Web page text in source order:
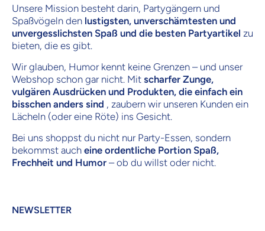
Unsere Mission besteht darin, Partygängern und
Spaßvögeln den lustigsten, unverschämtesten und
unvergesslichsten Spaß und die besten Partyartikel zu
bieten, die es gibt.
Wir glauben, Humor kennt keine Grenzen – und unser
Webshop schon gar nicht. Mit scharfer Zunge,
vulgären Ausdrücken und Produkten, die einfach ein
bisschen anders sind , zaubern wir unseren Kunden ein
Lächeln (oder eine Röte) ins Gesicht.
Bei uns shoppst du nicht nur Party-Essen, sondern
bekommst auch eine ordentliche Portion Spaß,
Frechheit und Humor – ob du willst oder nicht.
NEWSLETTER